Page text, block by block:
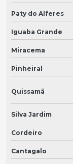
Paty do Alferes
Iguaba Grande
Miracema
Pinheiral
Quissamã
Silva Jardim
Cordeiro
Cantagalo